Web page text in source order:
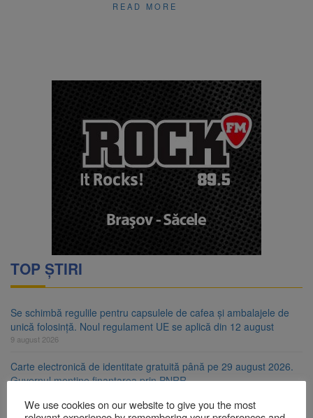
READ MORE
TOP ȘTIRI
Se schimbă regulile pentru capsulele de cafea și ambalajele de
unică folosință. Noul regulament UE se aplică din 12 august
9 august 2026
Carte electronică de identitate gratuită până pe 29 august 2026.
Guvernul menține finanțarea prin PNRR
We use cookies on our website to give you the most